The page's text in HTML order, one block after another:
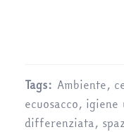
Tags: Ambiente,
ecuosacco, igiene
differenziata,